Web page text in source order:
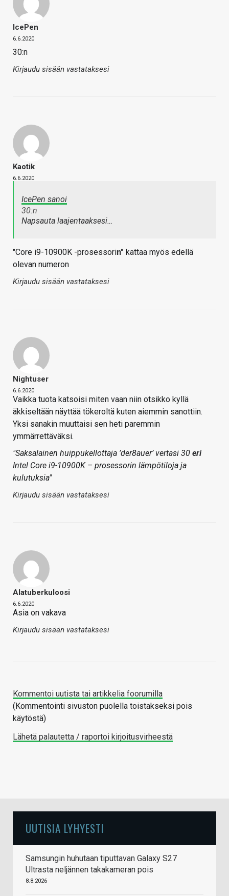
IcePen
6.6.2020
30:n
Kirjaudu sisään vastataksesi
Kaotik
6.6.2020
IcePen sanoi
30:n
Napsauta laajentaaksesi…
"Core i9-10900K -prosessorin" kattaa myös edellä
olevan numeron
Kirjaudu sisään vastataksesi
Nightuser
6.6.2020
Vaikka tuota katsoisi miten vaan niin otsikko kyllä
äkkiseltään näyttää tökeroltä kuten aiemmin sanottiin.
Yksi sanakin muuttaisi sen heti paremmin
ymmärrettäväksi.
"Saksalainen huippukellottaja ’der8auer’ vertasi 30 eri
Intel Core i9-10900K – prosessorin lämpötiloja ja
kulutuksia"
Kirjaudu sisään vastataksesi
Alatuberkuloosi
6.6.2020
Asia on vakava
Kirjaudu sisään vastataksesi
Kommentoi uutista tai artikkelia foorumilla
(Kommentointi sivuston puolella toistakseksi pois
käytöstä)
Lähetä palautetta / raportoi kirjoitusvirheestä
UUTISIA LYHYESTI
Samsungin huhutaan tiputtavan Galaxy S27
Ultrasta neljännen takakameran pois
8.8.2026